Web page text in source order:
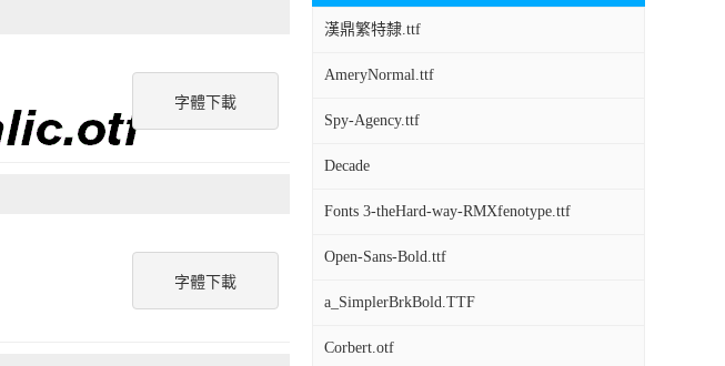
漢鼎繁特隸.ttf
AmeryNormal.ttf
Spy-Agency.ttf
Decade
Fonts 3-theHard-way-RMXfenotype.ttf
Open-Sans-Bold.ttf
a_SimplerBrkBold.TTF
Corbert.otf
字體下載
字體下載